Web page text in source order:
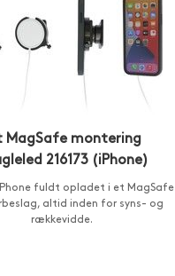
MagSafe montering
216173 (iPhone)
fuldt opladet i et MagSafe
altid inden for syns- og
rækkevidde.